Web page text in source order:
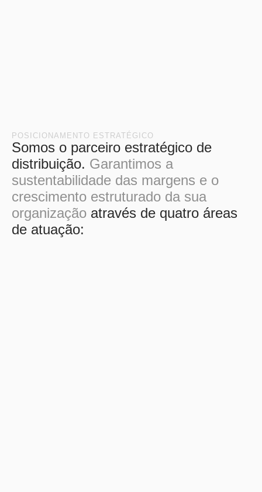
POSICIONAMENTO ESTRATÉGICO
Somos o parceiro estratégico de
distribuição. Garantimos a
sustentabilidade das margens e o
crescimento estruturado da sua
organização através de quatro áreas
de atuação: